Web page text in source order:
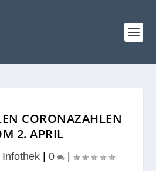
CORONAZAHLEN
2. APRIL
Infothek 0